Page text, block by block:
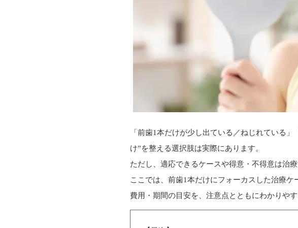
「前歯1本だけが少し出ている／ねじれている
け”を整える選択肢は実際にあります。
ただし、適応できるケースや得意・不得意は治
ここでは、前歯1本だけにフォーカスした治療
費用・期間の目安を、注意点とともにわかりやす